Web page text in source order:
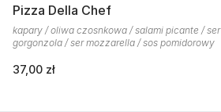
Pizza Della Chef
kapary / oliwa czosnkowa / salami picante / ser
gorgonzola / ser mozzarella / sos pomidorowy
37,00 zł